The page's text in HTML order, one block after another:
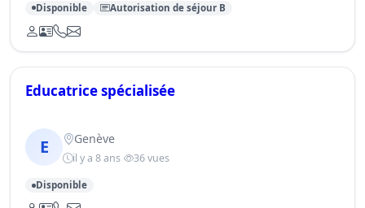
Disponible Autorisation de séjour B
Educatrice spécialisée
E Genève
il y a 8 ans 36 vues
Disponible